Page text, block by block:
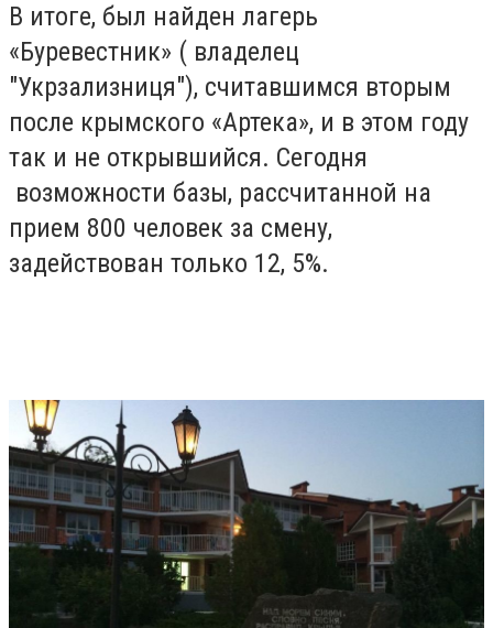
В итоге, был найден лагерь
«Буревестник» ( владелец
"Укрзализниця"), считавшимся вторым
после крымского «Артека», и в этом году
так и не открывшийся. Сегодня
возможности базы, рассчитанной на
прием 800 человек за смену,
задействован только 12, 5%.